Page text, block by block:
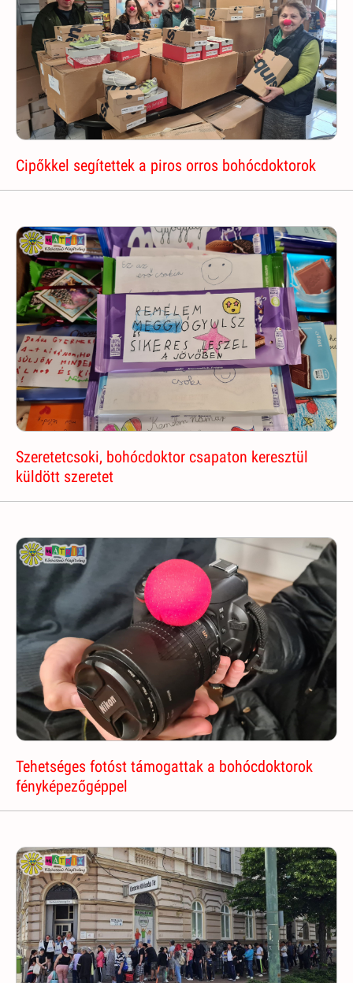
Cipőkkel segítettek a piros orros bohócdoktorok
Szeretetcsoki, bohócdoktor csapaton keresztül
küldött szeretet
Tehetséges fotóst támogattak a bohócdoktorok
fényképezőgéppel